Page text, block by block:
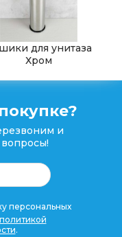
для унитаза
Хром
и
персональных
политикой
.